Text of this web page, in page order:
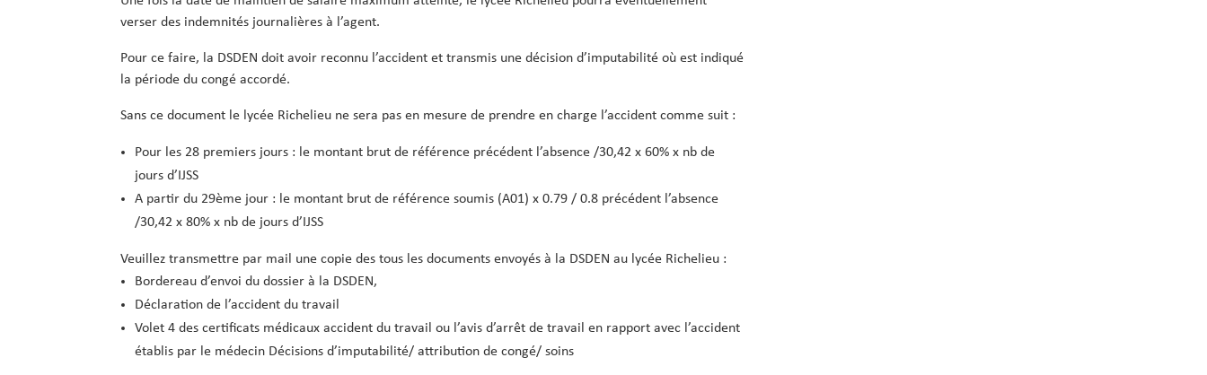
verser des indemnités journalières à l’agent.
Pour ce faire, la DSDEN doit avoir reconnu l’accident et transmis une décision d’imputabilité où est indiqué
la période du congé accordé.
Sans ce document le lycée Richelieu ne sera pas en mesure de prendre en charge l’accident comme suit :
Pour les 28 premiers jours : le montant brut de référence précédent l’absence /30,42 x 60% x nb de
jours d’IJSS
A partir du 29ème jour : le montant brut de référence soumis (A01) x 0.79 / 0.8 précédent l’absence
/30,42 x 80% x nb de jours d’IJSS
Veuillez transmettre par mail une copie des tous les documents envoyés à la DSDEN au lycée Richelieu :
Bordereau d’envoi du dossier à la DSDEN,
Déclaration de l’accident du travail
Volet 4 des certificats médicaux accident du travail ou l’avis d’arrêt de travail en rapport avec l’accident
établis par le médecin Décisions d’imputabilité/ attribution de congé/ soins